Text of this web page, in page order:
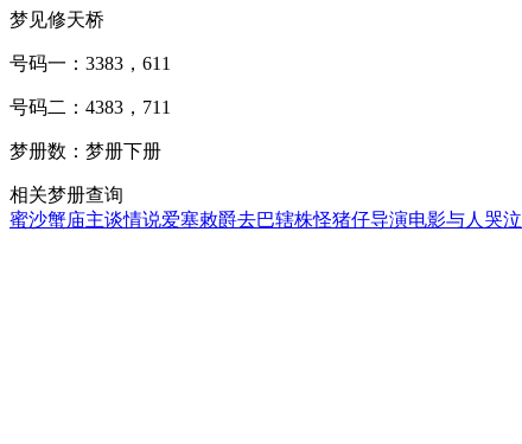
梦见修天桥
号码一：3383，611
号码二：4383，711
梦册数：梦册下册
相关梦册查询
蜜沙蟹庙主谈情说爱塞敕爵去巴辖株怪猪仔导演电影与人哭泣